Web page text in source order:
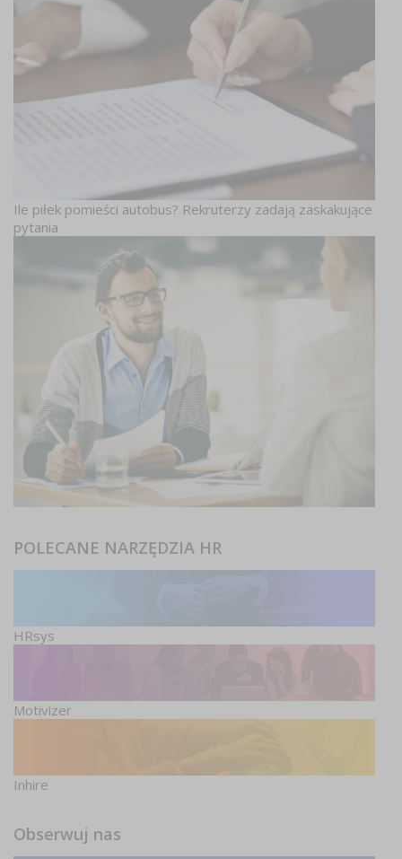
Ile piłek pomieści autobus? Rekruterzy zadają zaskakujące
pytania
POLECANE NARZĘDZIA HR
HRsys
Motivizer
Inhire
Obserwuj nas